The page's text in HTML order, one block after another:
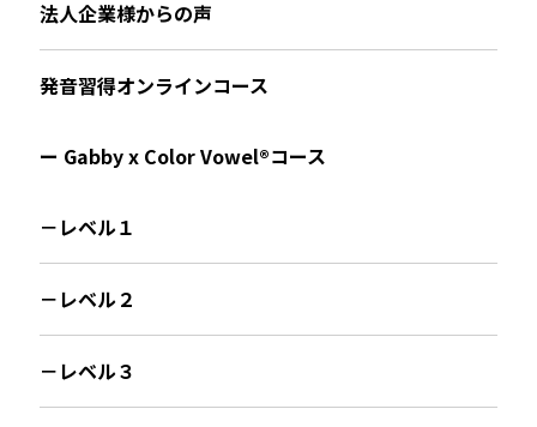
法人企業様からの声
発音習得オンラインコース
ー Gabby x Color Vowel®︎コース
－レベル１
－レベル２
－レベル３